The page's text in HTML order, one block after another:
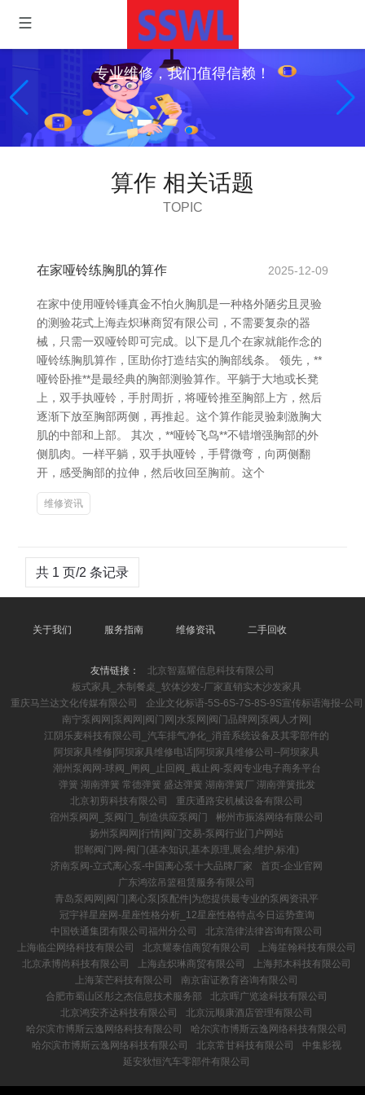
专业维修，我们值得信赖！
算作 相关话题
TOPIC
在家哑铃练胸肌的算作 2025-12-09
在家中使用哑铃锤真金不怕火胸肌是一种格外陋劣且灵验
的测验花式上海垚炽琳商贸有限公司，不需要复杂的器
械，只需一双哑铃即可完成。以下是几个在家就能作念的
哑铃练胸肌算作，匡助你打造结实的胸部线条。 领先，**
哑铃卧推**是最经典的胸部测验算作。平躺于大地或长凳
上，双手执哑铃，手肘周折，将哑铃推至胸部上方，然后
逐渐下放至胸部两侧，再推起。这个算作能灵验刺激胸大
肌的中部和上部。 其次，**哑铃飞鸟**不错增强胸部的外
侧肌肉。一样平躺，双手执哑铃，手臂微弯，向两侧翻
开，感受胸部的拉伸，然后收回至胸前。这个
维修资讯
共 1 页/2 条记录
关于我们 服务指南 维修资讯 二手回收
友情链接：
北京智嘉耀信息科技有限公司
板式家具_木制餐桌_软体沙发-厂家直销实木沙发家具
重庆马兰达文化传媒有限公司
企业文化标语-5S-6S-7S-8S-9S宣传标语海报-公司
南宁泵阀网|泵阀网|阀门网|水泵网|阀门品牌网|泵阀人才网|
江阴乐麦科技有限公司_汽车排气净化_消音系统设备及其零部件的
阿坝家具维修|阿坝家具维修电话|阿坝家具维修公司--阿坝家具
潮州泵阀网-球阀_闸阀_止回阀_截止阀-泵阀专业电子商务平台
弹簧 湖南弹簧 常德弹簧 盛达弹簧 湖南弹簧厂 湖南弹簧批发
北京初剪科技有限公司
重庆通路安机械设备有限公司
宿州泵阀网_泵阀门_制造供应泵阀门
郴州市振涤网络有限公司
扬州泵阀网|行情|阀门交易-泵阀行业门户网站
邯郸阀门网-阀门(基本知识,基本原理,展会,维护,标准)
济南泵阀-立式离心泵-中国离心泵十大品牌厂家
首页-企业官网
广东鸿弦吊篮租赁服务有限公司
青岛泵阀网|阀门|离心泵|泵配件|为您提供最专业的泵阀资讯平
冠宇祥星座网-星座性格分析_12星座性格特点今日运势查询
中国铁通集团有限公司福州分公司
北京浩律法律咨询有限公司
上海临尘网络科技有限公司
北京耀泰信商贸有限公司
上海笙翰科技有限公司
北京承博尚科技有限公司
上海垚炽琳商贸有限公司
上海邦木科技有限公司
上海茉芒科技有限公司
南京宙证教育咨询有限公司
合肥市蜀山区彤之杰信息技术服务部
北京晖广览途科技有限公司
北京鸿安齐达科技有限公司
北京沅顺康酒店管理有限公司
哈尔滨市博斯云逸网络科技有限公司
哈尔滨市博斯云逸网络科技有限公司
哈尔滨市博斯云逸网络科技有限公司
北京常甘科技有限公司
中集影视
延安狄恒汽车零部件有限公司